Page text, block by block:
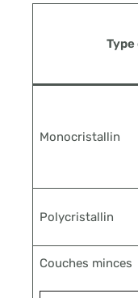
Type
Monocristallin
Polycristallin
Couches minces